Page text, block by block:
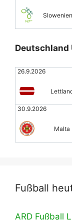
Deutschland
26.9.2026
30.9.2026
Malta
Fußball
ARD Fußball